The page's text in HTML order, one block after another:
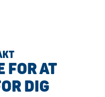
FOR AT
DIG